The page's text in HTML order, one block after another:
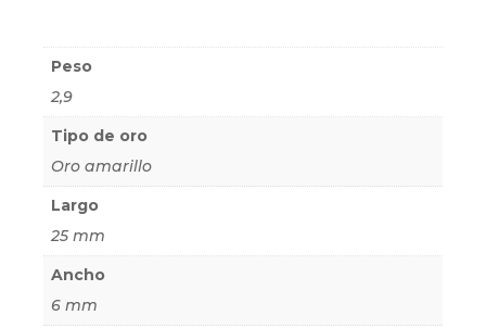
Peso
2,9
Tipo de oro
Oro amarillo
Largo
25 mm
Ancho
6 mm